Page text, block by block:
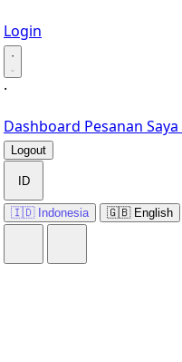
Login
·
·
Dashboard Pesanan Saya
Logout
ID
🇮🇩 Indonesia 🇬🇧 English